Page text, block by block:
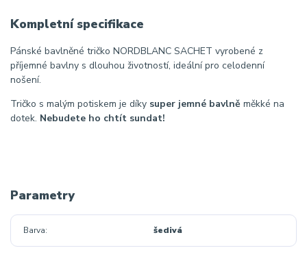
Kompletní specifikace
Pánské bavlněné tričko NORDBLANC SACHET vyrobené z
příjemné bavlny s dlouhou životností, ideální pro celodenní
nošení.
Tričko s malým potiskem je díky super jemné bavlně měkké na
dotek. Nebudete ho chtít sundat!
Parametry
Barva šedivá